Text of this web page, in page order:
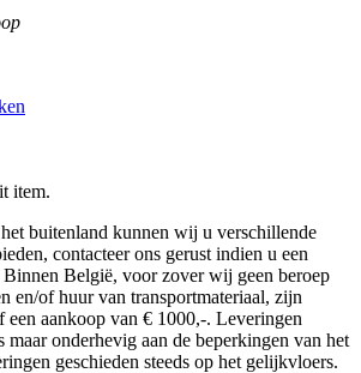
item.
buitenland kunnen wij u verschillende
contacteer ons gerust indien u een
België, voor zover wij geen beroep
en/of huur van transportmateriaal, zijn
een aankoop van € 1000,-. Leveringen
onderhevig aan de beperkingen van het
geschieden steeds op het gelijkvloers.